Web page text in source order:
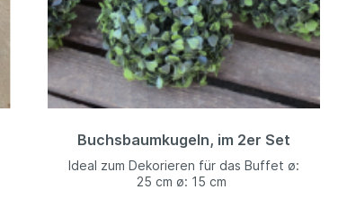
Buchsbaumkugeln, im 2er Set
Ideal zum Dekorieren für das Buffet ø:
25 cm ø: 15 cm